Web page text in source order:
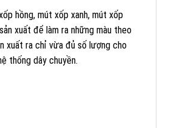
hồng, mút xốp xanh, mút xốp
xuất để làm ra những màu theo
xuất ra chỉ vừa đủ số lượng cho
thống dây chuyền.